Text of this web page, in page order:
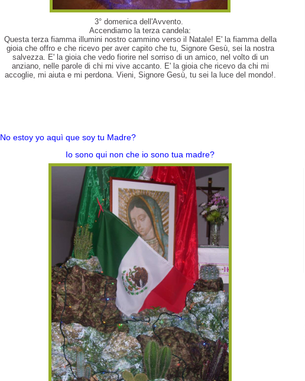
3° domenica dell'Avvento.
Accendiamo la terza candela:
Questa terza fiamma illumini nostro cammino verso il Natale! E' la fiamma della
gioia che offro e che ricevo per aver capito che tu, Signore Gesù, sei la nostra
salvezza. E' la gioia che vedo fiorire nel sorriso di un amico, nel volto di un
anziano, nelle parole di chi mi vive accanto. E' la gioia che ricevo da chi mi
accoglie, mi aiuta e mi perdona. Vieni, Signore Gesù, tu sei la luce del mondo!.
No estoy yo aquì que soy tu Madre?
Io sono qui non che io sono tua madre?